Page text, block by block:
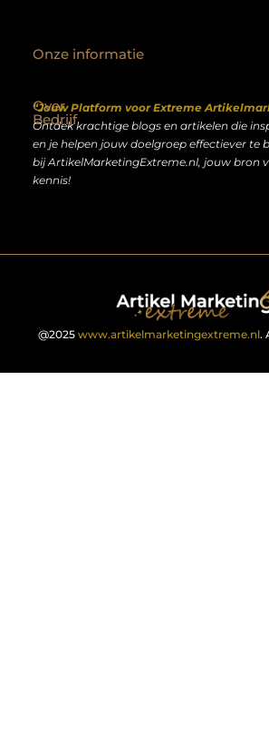
Over
Bedrijf
“Jouw Platform voor Extreme
Ontdek krachtige blogs en artikelen die
en je helpen jouw doelgroep effectiever te
bij ArtikelMarketingExtreme.nl, jouw bron
kennis!
Onze informatie
@2025 www.artikelmarketingextreme.nl.